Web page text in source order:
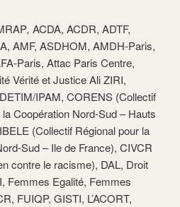
, ACDA, ACDR, ADTF,
AMF, ASDHOM, AMDH-Paris,
Paris, Attac Paris Centre,
Vérité et Justice Ali ZIRI,
IPAM, CORENS (Collectif
Coopération Nord-Sud – Hauts
(Collectif Régional pour la
Sud – Ile de France), CIVCR
contre le racisme), DAL, Droit
Femmes Egalité, Femmes
FUIQP, GISTI, L’ACORT,